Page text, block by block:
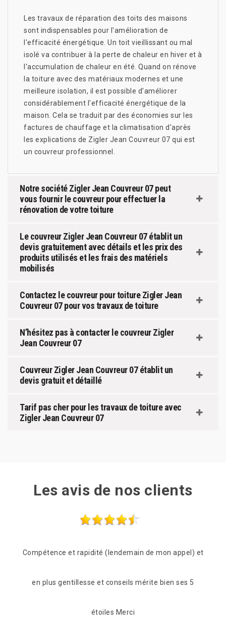
Les travaux de réparation des toits des maisons
sont indispensables pour l'amélioration de
l'efficacité énergétique. Un toit vieillissant ou mal
isolé va contribuer à la perte de chaleur en hiver et à
l'accumulation de chaleur en été. Quand on rénove
la toiture avec des matériaux modernes et une
meilleure isolation, il est possible d'améliorer
considérablement l'efficacité énergétique de la
maison. Cela se traduit par des économies sur les
factures de chauffage et la climatisation d'après
les explications de Zigler Jean Couvreur 07 qui est
un couvreur professionnel.
Notre société Zigler Jean Couvreur 07 peut
vous fournir le couvreur pour effectuer la
rénovation de votre toiture
Le couvreur Zigler Jean Couvreur 07 établit un
devis gratuitement avec détails et les prix des
produits utilisés et les frais des matériels
mobilisés
Contactez le couvreur pour toiture Zigler Jean
Couvreur 07 pour vos travaux de toiture
N’hésitez pas à contacter le couvreur Zigler
Jean Couvreur 07
Couvreur Zigler Jean Couvreur 07 établit un
devis gratuit et détaillé
Tarif pas cher pour les travaux de toiture avec
Zigler Jean Couvreur 07
Les avis de nos clients
Entreprise très sérieuse Très rapide et à l’écoute Très
compétente Je recommande fortement